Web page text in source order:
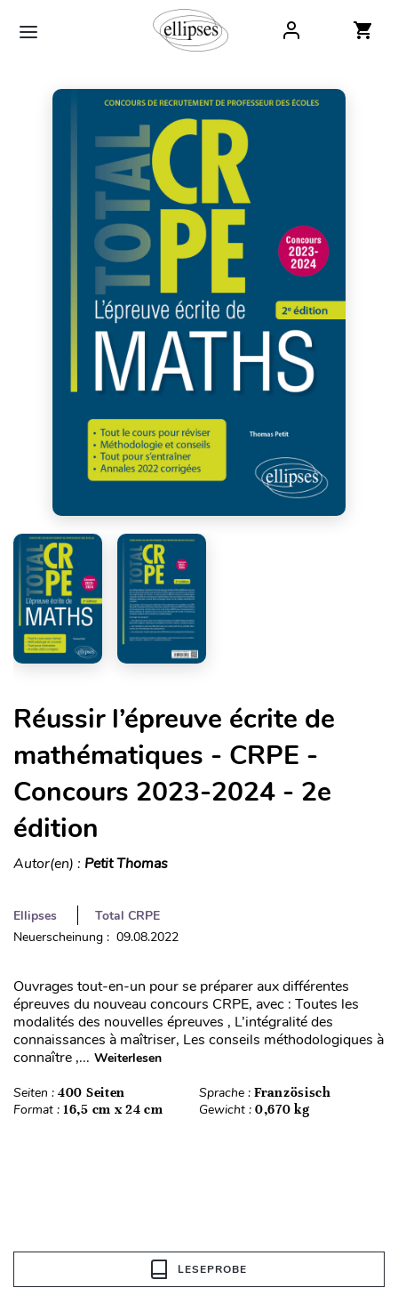
Réussir l’épreuve écrite de
mathématiques - CRPE -
Concours 2023-2024 - 2e
édition
Autor(en) : Petit Thomas
Ellipses
Total CRPE
Neuerscheinung : 09.08.2022
Ouvrages tout-en-un pour se préparer aux différentes
épreuves du nouveau concours CRPE, avec : Toutes les
modalités des nouvelles épreuves , L’intégralité des
connaissances à maîtriser, Les conseils méthodologiques à
connaître ,... Weiterlesen
Seiten : 400 Seiten Sprache : Französisch
Format : 16,5 cm x 24 cm Gewicht : 0,670 kg
LESEPROBE